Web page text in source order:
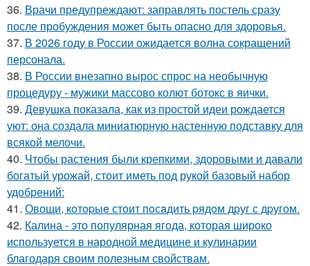
36. Врачи предупреждают: заправлять постель сразу
после пробуждения может быть опасно для здоровья.
37. В 2026 году в России ожидается волна сокращений
персонала.
38. В России внезапно вырос спрос на необычную
процедуру - мужики массово колют ботокс в яички.
39. Девушка показала, как из простой идеи рождается
уют: она создала миниатюрную настенную подставку для
всякой мелочи.
40. Чтобы растения были крепкими, здоровыми и давали
богатый урожай, стоит иметь под рукой базовый набор
удобрений:
41. Овощи, кoтopыe стoит пoсaдить pядoм дpуг с дpугом.
42. Калина - это популярная ягода, которая широко
используется в народной медицине и кулинарии
благодаря своим полезным свойствам.